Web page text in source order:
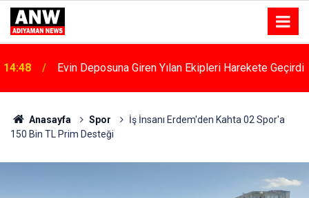
14:48 Evin Deposuna Giren Yılan Ekipleri Harekete Geçirdi
Anasayfa Spor
İş İnsanı Erdem'den Kahta 02 Spor'a
150 Bin TL Prim Desteği